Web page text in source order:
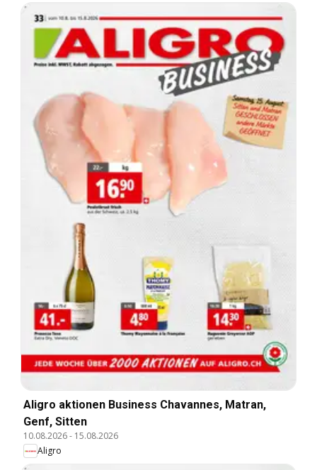
Aligro aktionen Business Chavannes, Matran,
Genf, Sitten
10.08.2026- 15.08.2026
Aligro